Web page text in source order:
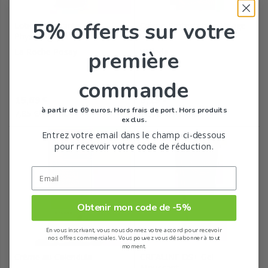
Lotion Apaisante
Physiologique
7,85 €/100mL
Crème Protectetrice Visage
au...
Weleda
Prix
6,19€
12,38 €/100mL
5% offerts sur votre
première
commande
à partir de 69 euros. Hors frais de port. Hors produits
exclus.
Entrez votre email dans le champ ci-dessous
pour recevoir votre code de réduction.
Obtenir mon code de -5%
En vous inscrivant, vous nous donnez votre accord pour recevoir
nos offres commerciales. Vous pouvez vous désabonner à tout
moment.